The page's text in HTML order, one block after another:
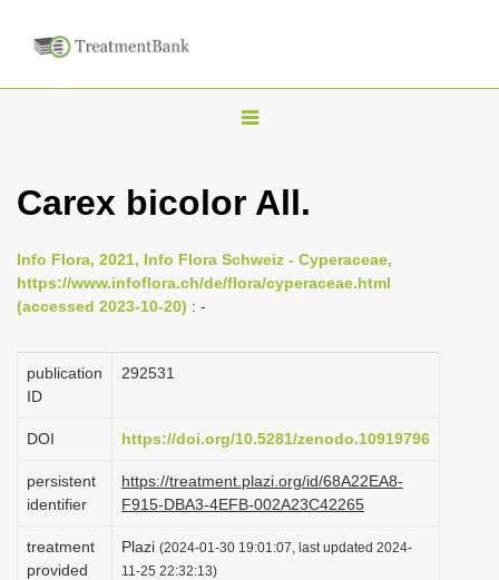
T
g
g
t
o
Carex bicolor All.
Info Flora, 2021, Info Flora Schweiz - Cyperaceae,
https://www.infoflora.ch/de/flora/cyperaceae.html
(accessed 2023-10-20) : -
publication
ID
292531
DOI https://doi.org/10.5281/zenodo.10919796
persistent
identifier
https://treatment.plazi.org/id/68A22EA8-
F915-DBA3-4EFB-002A23C42265
treatment
provided
Plazi (2024-01-30 19:01:07, last updated 2024-
11-25 22:32:13)